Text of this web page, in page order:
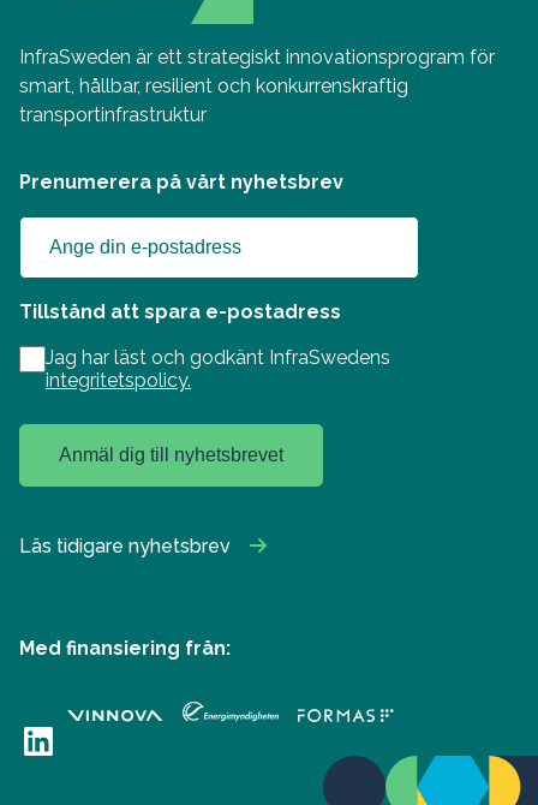
InfraSweden är ett strategiskt innovationsprogram för
smart, hållbar, resilient och konkurrenskraftig
transportinfrastruktur
Prenumerera på vårt nyhetsbrev
Tillstånd att spara e-postadress
Jag har läst och godkänt InfraSwedens
integritetspolicy.
Anmäl dig till nyhetsbrevet
Läs tidigare nyhetsbrev
Med finansiering från:
LinkedIn